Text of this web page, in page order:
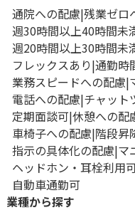
通院への配慮 残業ゼロ
週30時間以上40時間未
週20時間以上30時間未
フレックスあり 通勤時
業務スピードへの配慮
電話への配慮 チャット
定期面談可 休憩への配
車椅子への配慮 階段昇
指示の具体化の配慮 マ
ヘッドホン・耳栓利用
自動車通勤可
業種から探す